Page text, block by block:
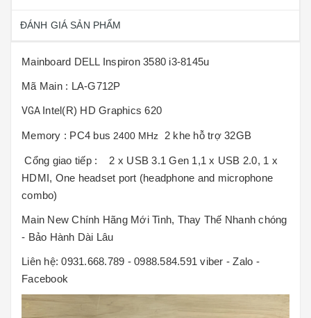
ĐÁNH GIÁ SẢN PHẨM
Mainboard DELL Inspiron 3580 i3-8145u
Mã Main : LA-G712P
VGA Intel(R) HD Graphics 620
Memory : PC4 bus 2400 MHz 2 khe hỗ trợ 32GB
Cổng giao tiếp : 2 x USB 3.1 Gen 1,1 x USB 2.0, 1 x
HDMI, One headset port (headphone and microphone
combo)
Main New Chính Hãng Mới Tinh, Thay Thế Nhanh chóng
- Bảo Hành Dài Lâu
Liên hệ: 0931.668.789 - 0988.584.591 viber - Zalo -
Facebook